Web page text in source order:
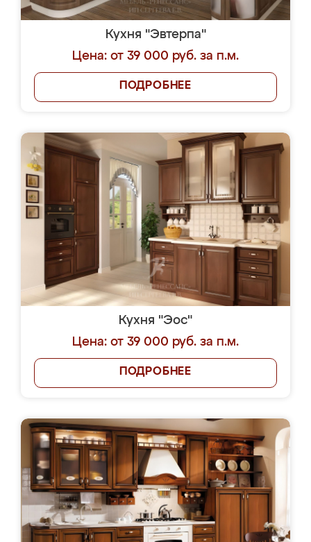
Кухня "Эвтерпа"
Цена: от 39 000 руб. за п.м.
ПОДРОБНЕЕ
Кухня "Эос"
Цена: от 39 000 руб. за п.м.
ПОДРОБНЕЕ